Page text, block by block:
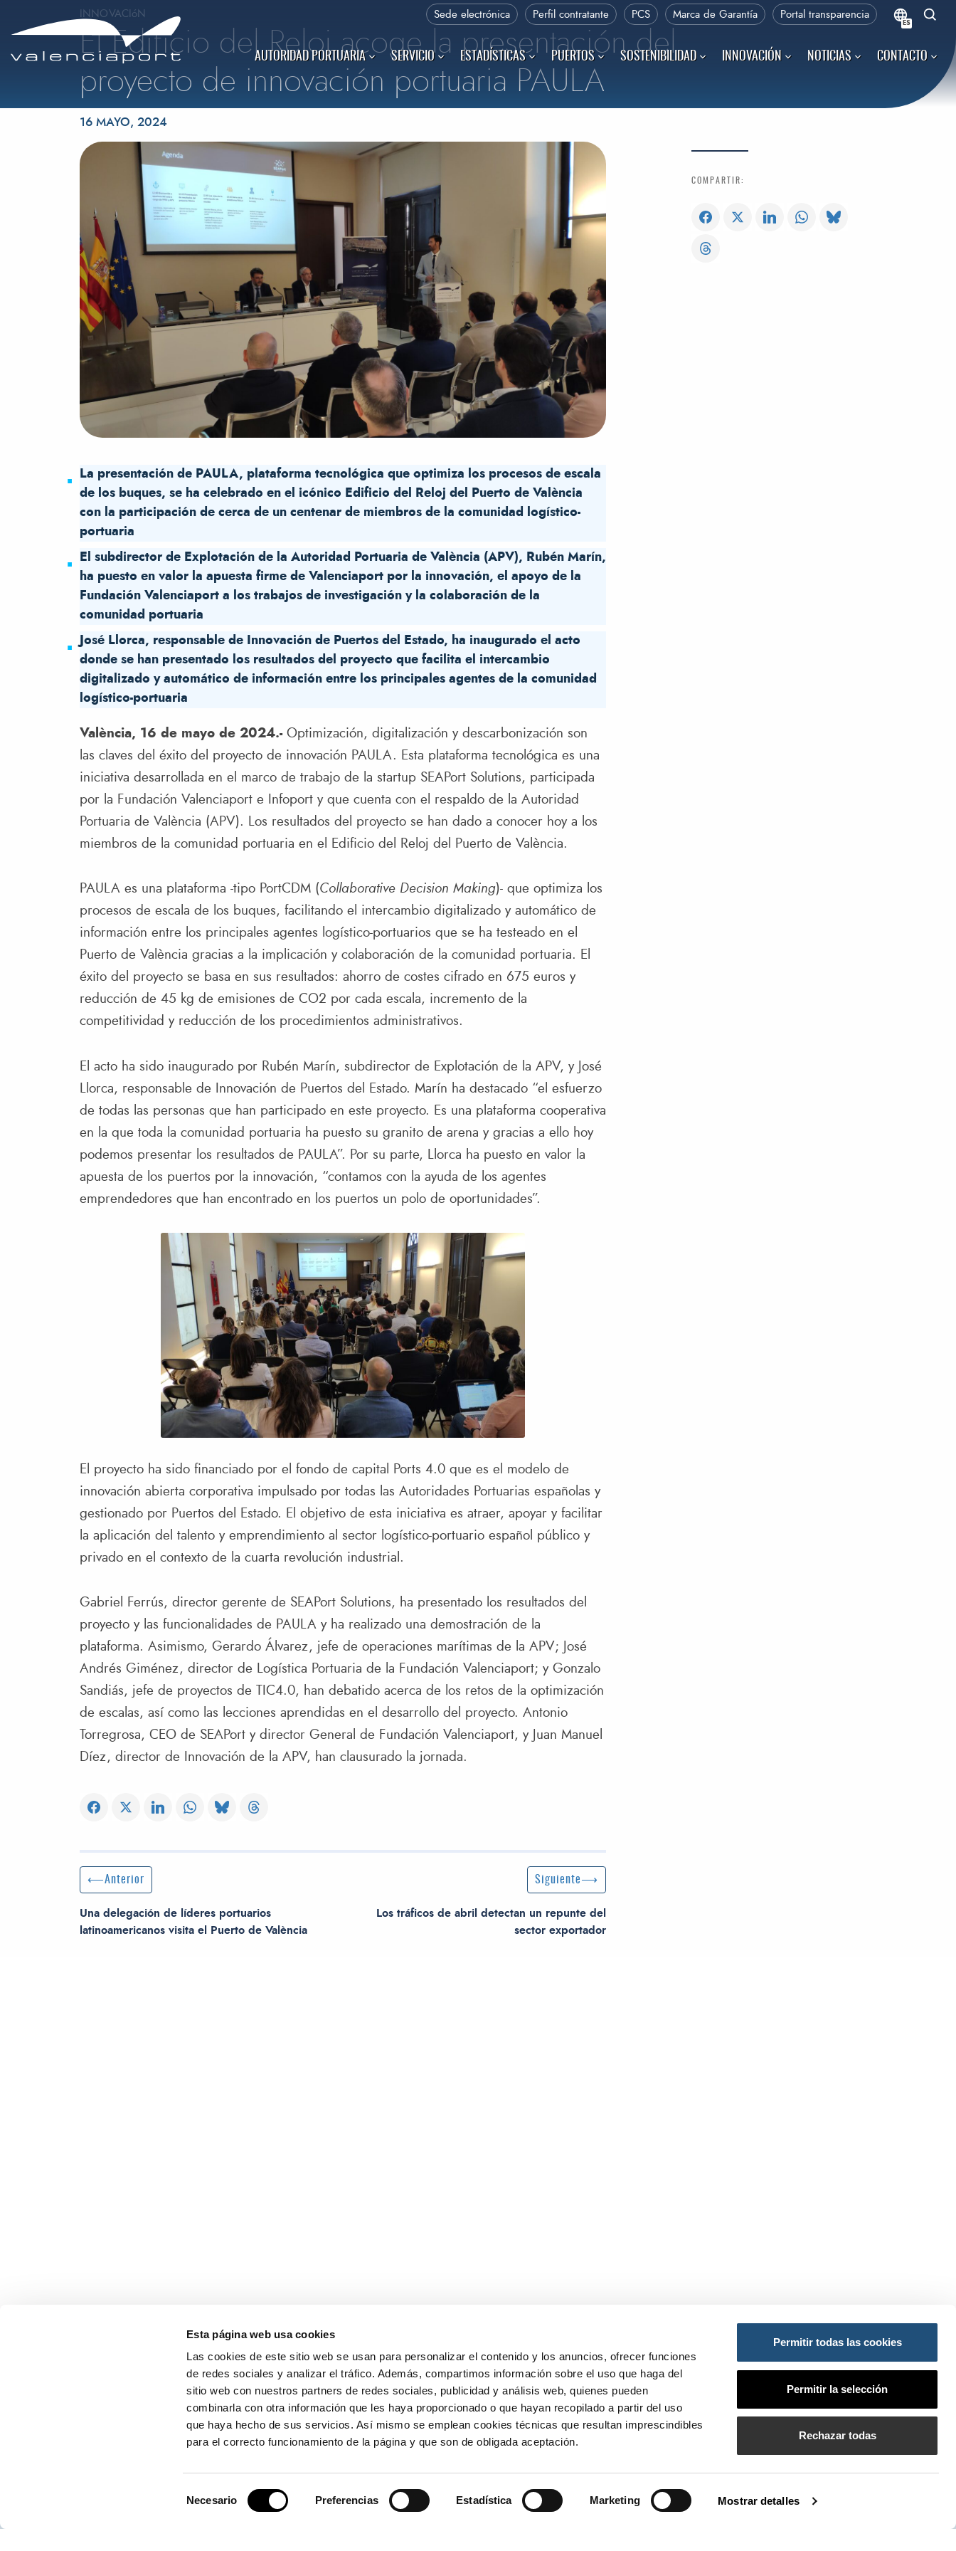
Esta página web usa cookies
Las cookies de este sitio web se usan para personalizar el contenido y los anuncios, ofrecer funciones
de redes sociales y analizar el tráfico. Además, compartimos información sobre el uso que haga del
sitio web con nuestros partners de redes sociales, publicidad y análisis web, quienes pueden
combinarla con otra información que les haya proporcionado o que hayan recopilado a partir del uso
que haya hecho de sus servicios. Así mismo se emplean cookies técnicas que resultan imprescindibles
para el correcto funcionamiento de la página y que son de obligada aceptación.
Necesario Preferencias Estadística Marketing Mostrar detalles
Permitir todas las cookies
Permitir la selección
Rechazar todas
Sede electrónica Perfil contratante PCS Marca de Garantía Portal transparencia
ES
AUTORIDAD PORTUARIA SERVICIO ESTADÍSTICAS PUERTOS SOSTENIBILIDAD INNOVACIÓN NOTICIAS CONTACTO
INNOVACIóN
El Edificio del Reloj acoge la presentación del
proyecto de innovación portuaria PAULA
Publicado el
16 MAYO, 2024
La presentación de PAULA, plataforma tecnológica que optimiza los procesos de escala
de los buques, se ha celebrado en el icónico Edificio del Reloj del Puerto de València
con la participación de cerca de un centenar de miembros de la comunidad logístico-
portuaria
El subdirector de Explotación de la Autoridad Portuaria de València (APV), Rubén Marín,
ha puesto en valor la apuesta firme de Valenciaport por la innovación, el apoyo de la
Fundación Valenciaport a los trabajos de investigación y la colaboración de la
comunidad portuaria
José Llorca, responsable de Innovación de Puertos del Estado, ha inaugurado el acto
donde se han presentado los resultados del proyecto que facilita el intercambio
digitalizado y automático de información entre los principales agentes de la comunidad
logístico-portuaria
València, 16 de mayo de 2024.- Optimización, digitalización y descarbonización son
las claves del éxito del proyecto de innovación PAULA. Esta plataforma tecnológica es una
iniciativa desarrollada en el marco de trabajo de la startup SEAPort Solutions, participada
por la Fundación Valenciaport e Infoport y que cuenta con el respaldo de la Autoridad
Portuaria de València (APV). Los resultados del proyecto se han dado a conocer hoy a los
miembros de la comunidad portuaria en el Edificio del Reloj del Puerto de València.
PAULA es una plataforma -tipo PortCDM (Collaborative Decision Making)- que optimiza los
procesos de escala de los buques, facilitando el intercambio digitalizado y automático de
información entre los principales agentes logístico-portuarios que se ha testeado en el
Puerto de València gracias a la implicación y colaboración de la comunidad portuaria. El
éxito del proyecto se basa en sus resultados: ahorro de costes cifrado en 675 euros y
reducción de 45 kg de emisiones de CO2 por cada escala, incremento de la
competitividad y reducción de los procedimientos administrativos.
El acto ha sido inaugurado por Rubén Marín, subdirector de Explotación de la APV, y José
Llorca, responsable de Innovación de Puertos del Estado. Marín ha destacado “el esfuerzo
de todas las personas que han participado en este proyecto. Es una plataforma cooperativa
en la que toda la comunidad portuaria ha puesto su granito de arena y gracias a ello hoy
podemos presentar los resultados de PAULA”. Por su parte, Llorca ha puesto en valor la
apuesta de los puertos por la innovación, “contamos con la ayuda de los agentes
emprendedores que han encontrado en los puertos un polo de oportunidades”.
El proyecto ha sido financiado por el fondo de capital Ports 4.0 que es el modelo de
innovación abierta corporativa impulsado por todas las Autoridades Portuarias españolas y
gestionado por Puertos del Estado. El objetivo de esta iniciativa es atraer, apoyar y facilitar
la aplicación del talento y emprendimiento al sector logístico-portuario español público y
privado en el contexto de la cuarta revolución industrial.
Gabriel Ferrús, director gerente de SEAPort Solutions, ha presentado los resultados del
proyecto y las funcionalidades de PAULA y ha realizado una demostración de la
plataforma. Asimismo, Gerardo Álvarez, jefe de operaciones marítimas de la APV; José
Andrés Giménez, director de Logística Portuaria de la Fundación Valenciaport; y Gonzalo
Sandiás, jefe de proyectos de TIC4.0, han debatido acerca de los retos de la optimización
de escalas, así como las lecciones aprendidas en el desarrollo del proyecto. Antonio
Torregrosa, CEO de SEAPort y director General de Fundación Valenciaport, y Juan Manuel
Díez, director de Innovación de la APV, han clausurado la jornada.
Navegación de entradas
Entrada anterior:
Anterior
Una delegación de líderes portuarios
latinoamericanos visita el Puerto de València
Siguiente entrada
Siguiente
Los tráficos de abril detectan un repunte del
sector exportador
COMPARTIR:
CONTÁCTANOS
963 939 500
Centro de Control de Emergencias 900 859 573*
Ministerio de Transportes y Movilidad Sostenible
Puertos del Estado
Derecho de acceso
Canal Ético
Canal Externo AIPI
Asociación de Jubilados de la APV